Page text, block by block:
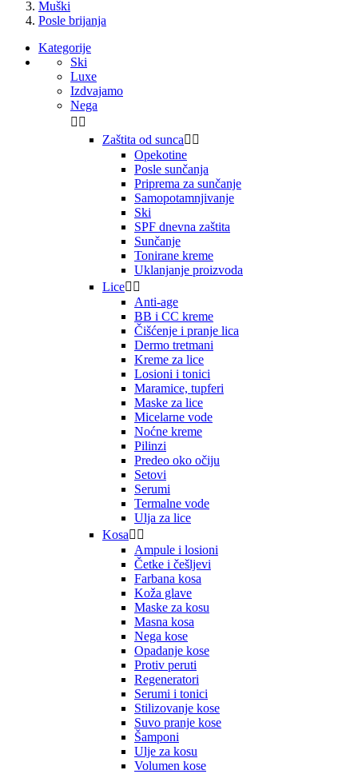
Muški
Posle brijanja
Kategorije
Ski
Luxe
Izdvajamo
Nega
 
Zaštita od sunca 
Opekotine
Posle sunčanja
Priprema za sunčanje
Samopotamnjivanje
Ski
SPF dnevna zaštita
Sunčanje
Tonirane kreme
Uklanjanje proizvoda
Lice 
Anti-age
BB i CC kreme
Čišćenje i pranje lica
Dermo tretmani
Kreme za lice
Losioni i tonici
Maramice, tupferi
Maske za lice
Micelarne vode
Noćne kreme
Pilinzi
Predeo oko očiju
Setovi
Serumi
Termalne vode
Ulja za lice
Kosa 
Ampule i losioni
Četke i češljevi
Farbana kosa
Koža glave
Maske za kosu
Masna kosa
Nega kose
Opadanje kose
Protiv peruti
Regeneratori
Serumi i tonici
Stilizovanje kose
Suvo pranje kose
Šamponi
Ulje za kosu
Volumen kose